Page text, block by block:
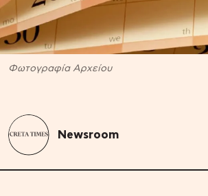
Φωτογραφία Αρχείου
Newsroom